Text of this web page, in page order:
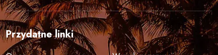
Przydatne linki